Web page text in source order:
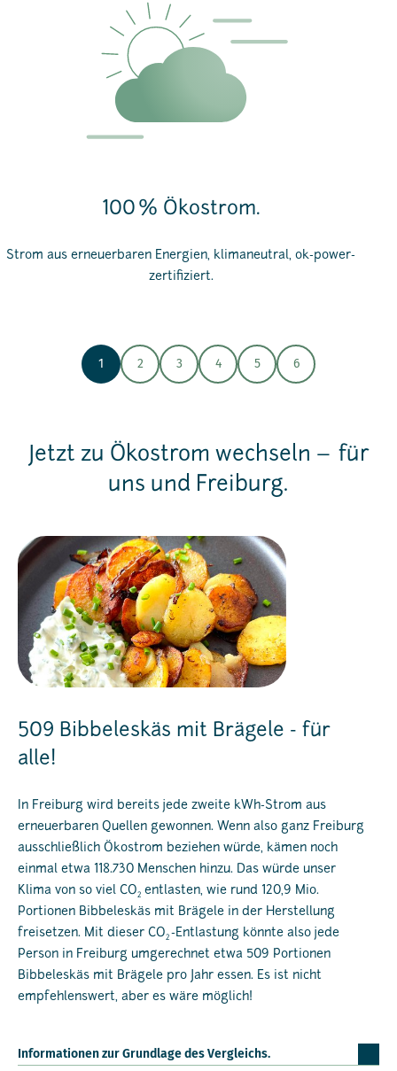
100 % Ökostrom.
Strom aus erneuerbaren Energien, klimaneutral, ok-power-
zertifiziert.
1 2 3 4 5 6
Jetzt zu Ökostrom wechseln – für
uns und Freiburg.
509 Bibbeleskäs mit Brägele - für
alle!
In Freiburg wird bereits jede zweite kWh-Strom aus
erneuerbaren Quellen gewonnen. Wenn also ganz Freiburg
ausschließlich Ökostrom beziehen würde, kämen noch
einmal etwa 118.730 Menschen hinzu. Das würde unser
Klima von so viel CO2 entlasten, wie rund 120,9 Mio.
Portionen Bibbeleskäs mit Brägele in der Herstellung
freisetzen. Mit dieser CO2 -Entlastung könnte also jede
Person in Freiburg umgerechnet etwa 509 Portionen
Bibbeleskäs mit Brägele pro Jahr essen. Es ist nicht
empfehlenswert, aber es wäre möglich!
Informationen zur Grundlage des Vergleichs.